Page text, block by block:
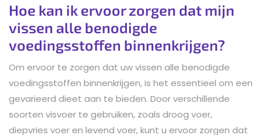
Hoe kan ik ervoor zorgen dat mijn
vissen alle benodigde
voedingsstoffen binnenkrijgen?
Om ervoor te zorgen dat uw vissen alle benodigde
voedingsstoffen binnenkrijgen, is het essentieel om een
gevarieerd dieet aan te bieden. Door verschillende
soorten visvoer te gebruiken, zoals droog voer,
diepvries voer en levend voer, kunt u ervoor zorgen dat